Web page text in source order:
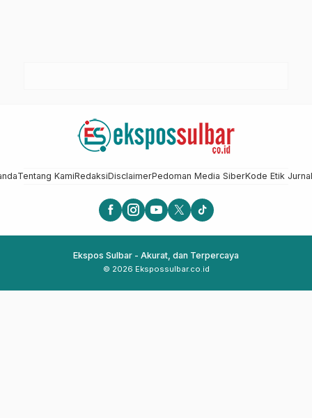
Tentang KamiRedaksiDisclaimerPedoman Media SiberKode Etik
Ekspos Sulbar - Akurat, dan Terpercaya
© 2026 Ekspossulbar.co.id